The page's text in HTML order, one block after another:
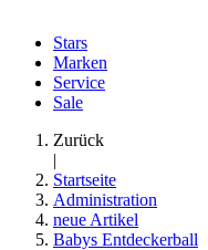
Stars
Marken
Service
Sale
Zurück
|
Startseite
Administration
neue Artikel
Babys Entdeckerball